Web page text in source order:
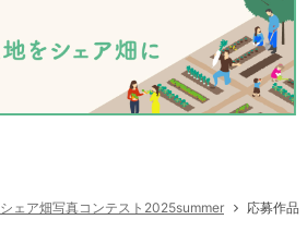
シェア畑写真コンテスト2025summer 応募作品